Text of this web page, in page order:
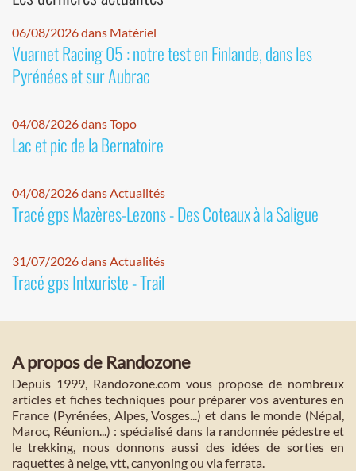
06/08/2026 dans Matériel
Vuarnet Racing 05 : notre test en Finlande, dans les
Pyrénées et sur Aubrac
04/08/2026 dans Topo
Lac et pic de la Bernatoire
04/08/2026 dans Actualités
Tracé gps Mazères-Lezons - Des Coteaux à la Saligue
31/07/2026 dans Actualités
Tracé gps Intxuriste - Trail
A propos de Randozone
Depuis 1999, Randozone.com vous propose de nombreux
articles et fiches techniques pour préparer vos aventures en
France (Pyrénées, Alpes, Vosges...) et dans le monde (Népal,
Maroc, Réunion...) : spécialisé dans la randonnée pédestre et
le trekking, nous donnons aussi des idées de sorties en
raquettes à neige, vtt, canyoning ou via ferrata.